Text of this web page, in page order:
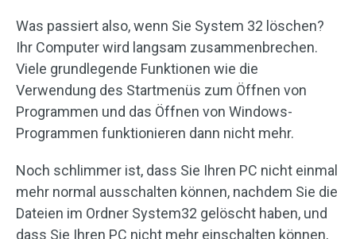
Was passiert also, wenn Sie System 32 löschen?
Ihr Computer wird langsam zusammenbrechen.
Viele grundlegende Funktionen wie die
Verwendung des Startmenüs zum Öffnen von
Programmen und das Öffnen von Windows-
Programmen funktionieren dann nicht mehr.
Noch schlimmer ist, dass Sie Ihren PC nicht einmal
mehr normal ausschalten können, nachdem Sie die
Dateien im Ordner System32 gelöscht haben, und
dass Sie Ihren PC nicht mehr einschalten können,